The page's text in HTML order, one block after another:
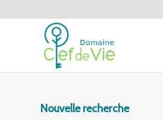
Nouvelle recherche